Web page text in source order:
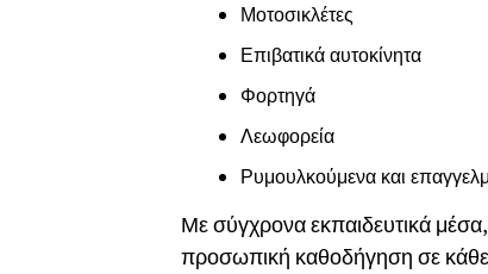
Μοτοσικλέτες
Επιβατικά αυτοκίνητα
Φορτηγά
Λεωφορεία
Ρυμουλκούμενα και
Με σύγχρονα εκπαιδευτικά
προσωπική καθοδήγηση σε κάθε